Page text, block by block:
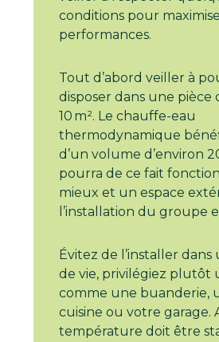
conditions pour
performances.
Tout d’abord veiller à
disposer dans une pièce
10 m². Le chauffe-eau
thermodynamique
d’un volume d’environ
pourra de ce fait
mieux et un espace
l’installation du groupe
Évitez de l’installer dans
de vie, privilégiez plutôt
comme une buanderie,
cuisine ou votre garage.
température doit être